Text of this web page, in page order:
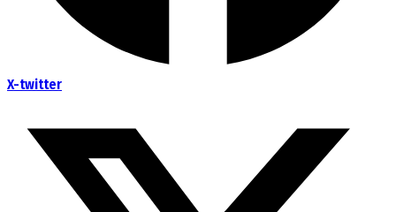
X-twitter